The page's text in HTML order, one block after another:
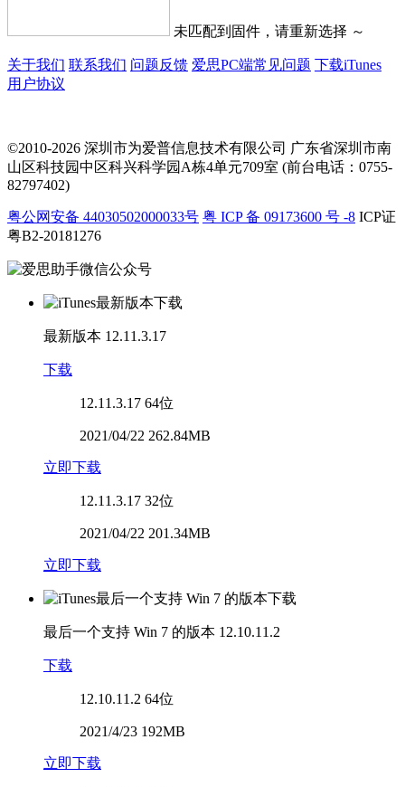
未匹配到固件，请重新选择 ～
关于我们 联系我们 问题反馈 爱思PC端常见问题 下载iTunes
用户协议
©2010-2026 深圳市为爱普信息技术有限公司 广东省深圳市南
山区科技园中区科兴科学园A栋4单元709室 (前台电话：0755-
82797402)
粤公网安备 44030502000033号 粤 ICP 备 09173600 号 -8 ICP证
粤B2-20181276
最新版本 12.11.3.17
下载
12.11.3.17 64位
2021/04/22 262.84MB
立即下载
12.11.3.17 32位
2021/04/22 201.34MB
立即下载
最后一个支持 Win 7 的版本 12.10.11.2
下载
12.10.11.2 64位
2021/4/23 192MB
立即下载